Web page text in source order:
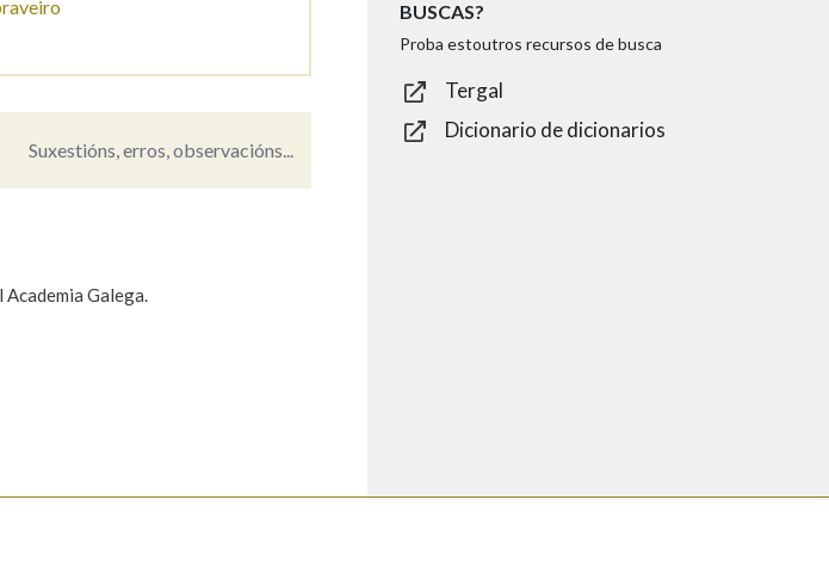
LIMPAR BUSCA
Suxestións, erros, observacións...
Academia Galega.
BUSCAS?
Proba estoutros recursos de busca
Tergal
Dicionario de dicionarios